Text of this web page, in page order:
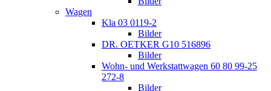
Wagen
Kla 03 0119-2
Bilder
DR. OETKER G10 516896
Bilder
Wohn- und Werkstattwagen 60 80 99-25
272-8
Bilder